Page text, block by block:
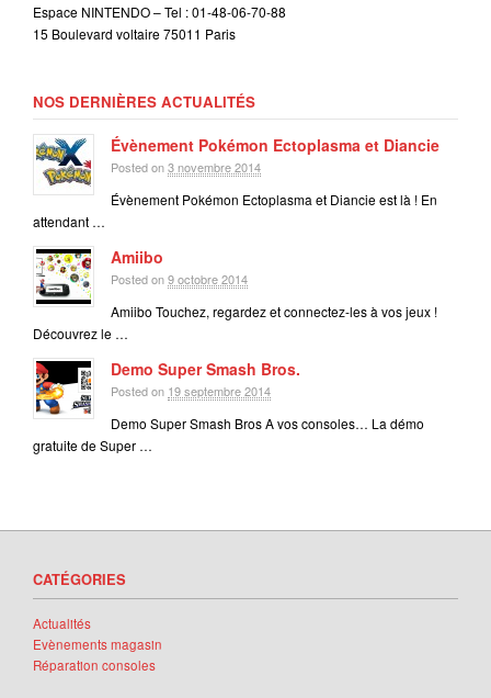
Espace NINTENDO – Tel : 01-48-06-70-88
15 Boulevard voltaire 75011 Paris
NOS DERNIÈRES ACTUALITÉS
Évènement Pokémon Ectoplasma et Diancie
Posted on3 novembre 2014
Évènement Pokémon Ectoplasma et Diancie est là ! En
attendant …
Amiibo
Posted on9 octobre 2014
Amiibo Touchez, regardez et connectez-les à vos jeux !
Découvrez le …
Demo Super Smash Bros.
Posted on 19 septembre 2014
Demo Super Smash Bros A vos consoles… La démo
gratuite de Super …
CATÉGORIES
Actualités
Evènements magasin
Réparation consoles